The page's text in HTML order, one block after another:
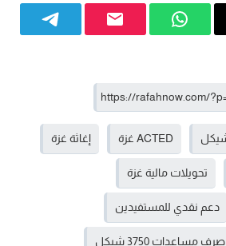
ACTED غزة إغاثة غزة
تحويلات مالية غزة
دعم نقدي للمستفيدين
صرف مساعدات 3750 شيكل